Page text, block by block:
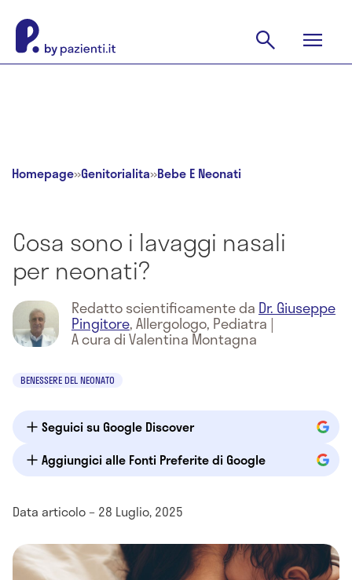
Homepage»Genitorialita»Bebe E Neonati
Cosa sono i lavaggi nasali
per neonati?
Redatto scientificamente da Dr. Giuseppe
Pingitore,Allergologo, Pediatra |
A cura di Valentina Montagna
BENESSERE DEL NEONATO
Seguici su Google Discover
Aggiungici alle Fonti Preferite di Google
Data articolo – 28 Luglio, 2025